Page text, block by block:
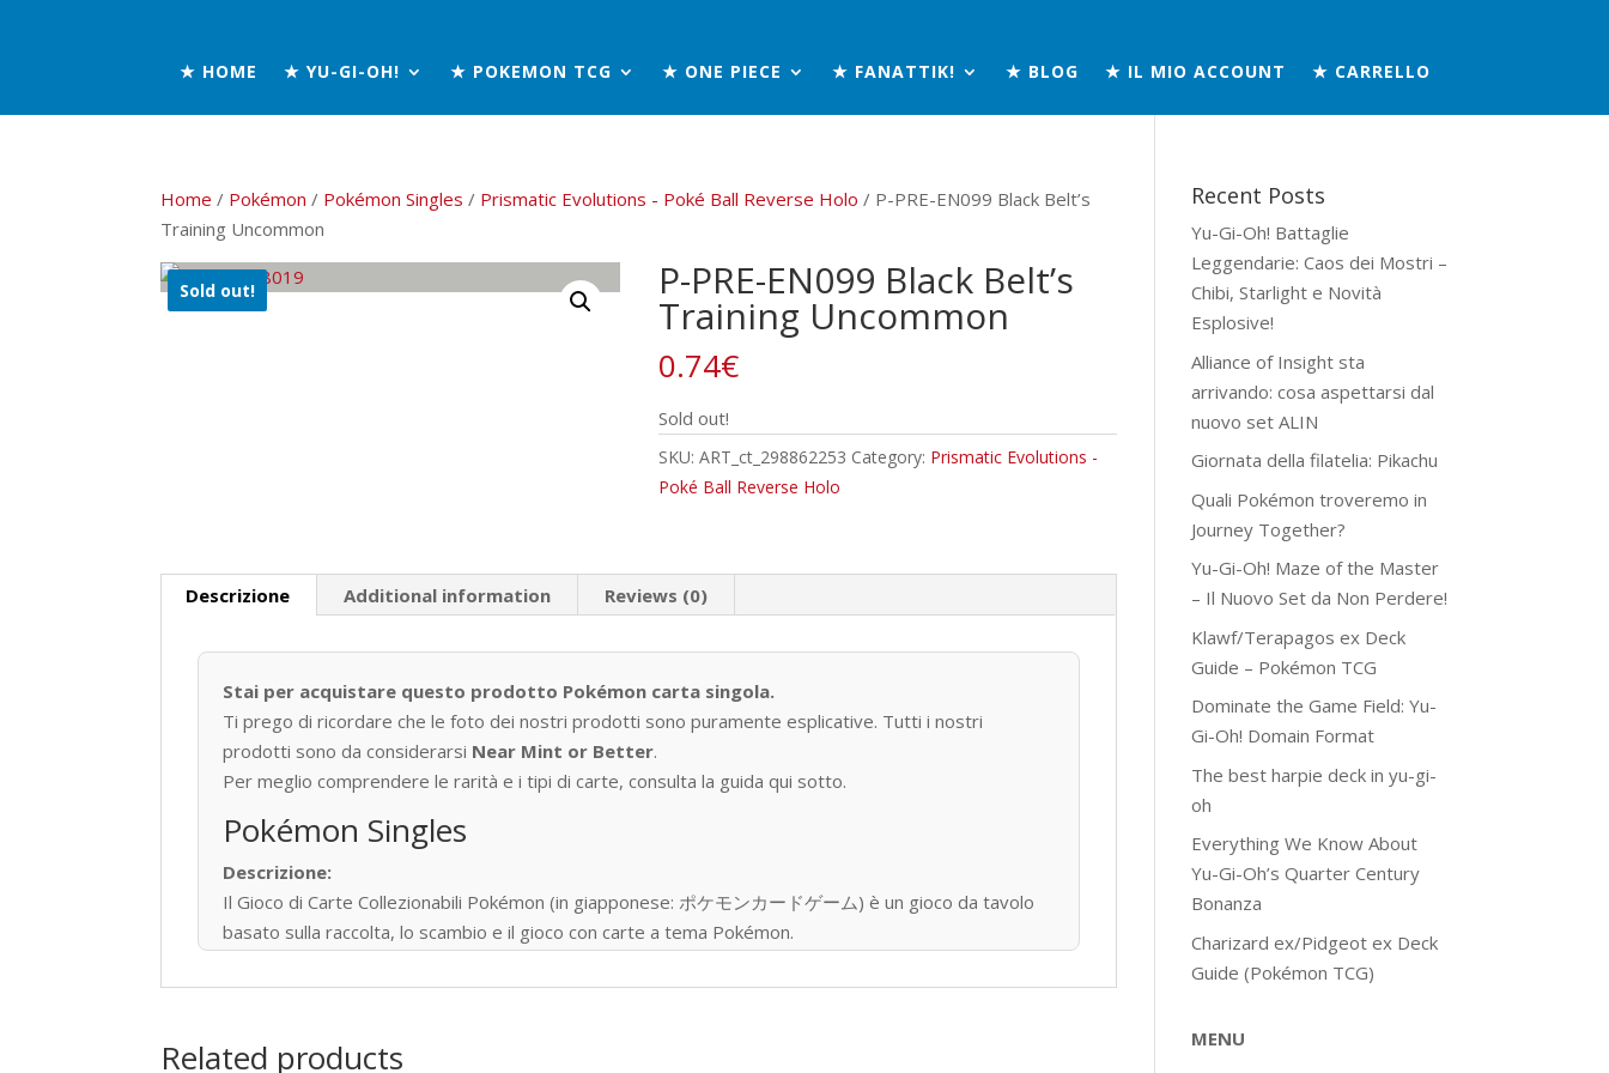
★ HOME ★ YU-GI-OH! ★ POKEMON TCG ★ ONE PIECE ★ FANATTIK! ★ BLOG ★ IL MIO ACCOUNT ★ CARRELLO
Home / Pokémon / Pokémon Singles / Prismatic Evolutions - Poké Ball Reverse Holo / P-PRE-EN099 Black Belt’s
Training Uncommon
Sold out! P-PRE-EN099 Black Belt’s
Training Uncommon
0.74€
Sold out!
SKU: ART_ct_298862253 Category: Prismatic Evolutions -
Poké Ball Reverse Holo
Descrizione Additional information Reviews (0)
Stai per acquistare questo prodotto Pokémon carta singola.
Ti prego di ricordare che le foto dei nostri prodotti sono puramente esplicative. Tutti i nostri
prodotti sono da considerarsi Near Mint or Better.
Per meglio comprendere le rarità e i tipi di carte, consulta la guida qui sotto.
Pokémon Singles
Descrizione:
Il Gioco di Carte Collezionabili Pokémon (in giapponese: ポケモンカードゲーム) è un gioco da tavolo
basato sulla raccolta, lo scambio e il gioco con carte a tema Pokémon.
34,1 miliardi di carte Pokémon in 13 lingue, distribuite in 76 paesi e regioni.
Tipi di Carte
Related products
Recent Posts
Yu-Gi-Oh! Battaglie
Leggendarie: Caos dei Mostri –
Chibi, Starlight e Novità
Esplosive!
Alliance of Insight sta
arrivando: cosa aspettarsi dal
nuovo set ALIN
Giornata della filatelia: Pikachu
Quali Pokémon troveremo in
Journey Together?
Yu-Gi-Oh! Maze of the Master
– Il Nuovo Set da Non Perdere!
Klawf/Terapagos ex Deck
Guide – Pokémon TCG
Dominate the Game Field: Yu-
Gi-Oh! Domain Format
The best harpie deck in yu-gi-
oh
Everything We Know About
Yu-Gi-Oh’s Quarter Century
Bonanza
Charizard ex/Pidgeot ex Deck
Guide (Pokémon TCG)
MENU